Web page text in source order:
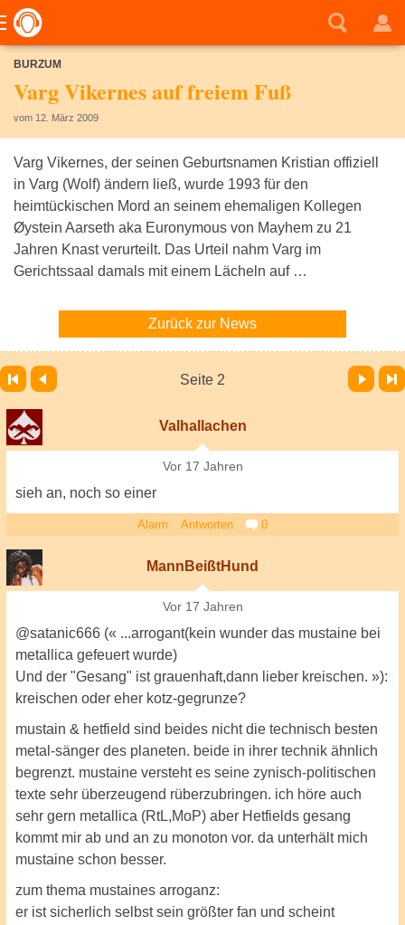
BURZUM
Varg Vikernes auf freiem Fuß
vom 12. März 2009
Varg Vikernes, der seinen Geburtsnamen Kristian offiziell
in Varg (Wolf) ändern ließ, wurde 1993 für den
heimtückischen Mord an seinem ehemaligen Kollegen
Øystein Aarseth aka Euronymous von Mayhem zu 21
Jahren Knast verurteilt. Das Urteil nahm Varg im
Gerichtssaal damals mit einem Lächeln auf …
Zurück zur News
Seite 2
Vor Letzte Seite
Valhallachen
Vor 17 Jahren
sieh an, noch so einer
Alarm Antworten 0
MannBeißtHund
Vor 17 Jahren
@satanic666 (« ...arrogant(kein wunder das mustaine bei
metallica gefeuert wurde)
Und der "Gesang" ist grauenhaft,dann lieber kreischen. »):
kreischen oder eher kotz-gegrunze?
mustain & hetfield sind beides nicht die technisch besten
metal-sänger des planeten. beide in ihrer technik ähnlich
begrenzt. mustaine versteht es seine zynisch-politischen
texte sehr überzeugend rüberzubringen. ich höre auch
sehr gern metallica (RtL,MoP) aber Hetfields gesang
kommt mir ab und an zu monoton vor. da unterhält mich
mustaine schon besser.
zum thema mustaines arroganz:
er ist sicherlich selbst sein größter fan und scheint